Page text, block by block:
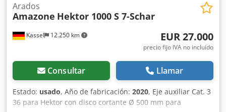
Kassel 12.250 km
Arados
Amazone Hektor 1000 S 7-Schar
EUR 27.000
precio fijo IVA no incluído
Consultar Llamar
Estado: usado, Año de fabricación: 2020, Eje auxiliar Cat. 3
36 para Hektor con disco cortante Ø 500 mm para